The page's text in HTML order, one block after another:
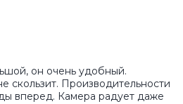
он очень удобный.
скользит. Производительности
вперед. Камера радует даже